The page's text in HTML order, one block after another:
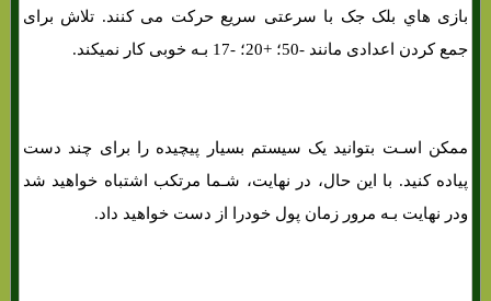
بازی هاي‌ بلک جک با سرعتی سریع حرکت می کنند. تلاش برای
جمع کردن اعدادی مانند -50؛ +20؛ -17 بـه خوبی کار نمیکند.
ممکن اسـت بتوانید یک سیستم بسیار پیچیده را برای چند دست
پیاده کنید. با این حال، در نهایت، شـما مرتکب اشتباه خواهید شد
ودر نهایت بـه مرور زمان پول خودرا از دست خواهید داد.